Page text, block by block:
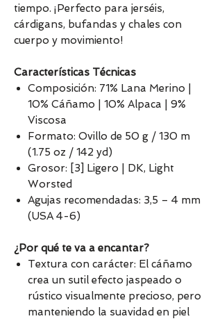
tiempo. ¡Perfecto para jerséis,
cárdigans, bufandas y chales con
cuerpo y movimiento!
Características Técnicas
Composición: 71% Lana Merino |
10% Cáñamo | 10% Alpaca | 9%
Viscosa
Formato: Ovillo de 50 g / 130 m
(1.75 oz / 142 yd)
Grosor: [3] Ligero | DK, Light
Worsted
Agujas recomendadas: 3,5 – 4 mm
(USA 4-6)
¿Por qué te va a encantar?
Textura con carácter: El cáñamo
crea un sutil efecto jaspeado o
rústico visualmente precioso, pero
manteniendo la suavidad en piel